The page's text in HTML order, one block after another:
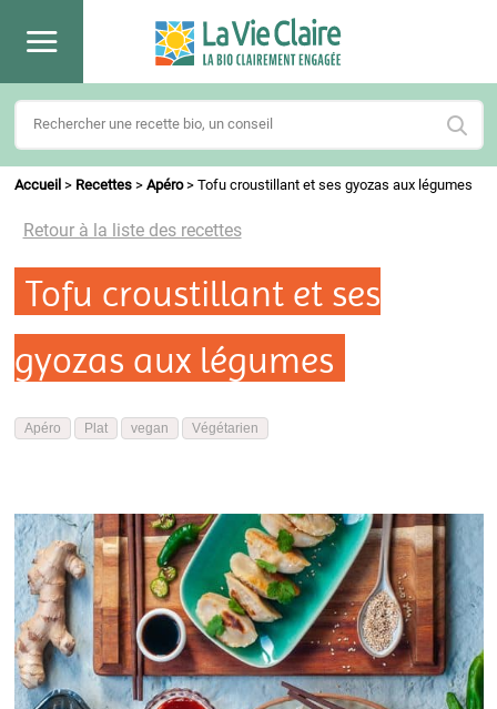
Accueil > Recettes> Apéro> Tofu croustillant et ses gyozas aux légumes
Retour à la liste des recettes
Tofu croustillant et ses
gyozas aux légumes
Apéro Plat vegan Végétarien